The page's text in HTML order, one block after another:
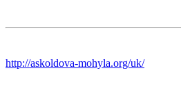
http://askoldova-mohyla.org/uk/